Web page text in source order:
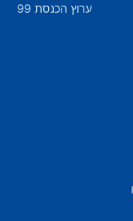
ערוץ הכנסת 99